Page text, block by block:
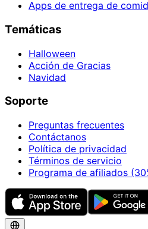
Apps de entrega de
Temáticas
Halloween
Acción de Gracias
Navidad
Soporte
Preguntas frecuentes
Contáctanos
Política de privacidad
Términos de servicio
Programa de afiliados